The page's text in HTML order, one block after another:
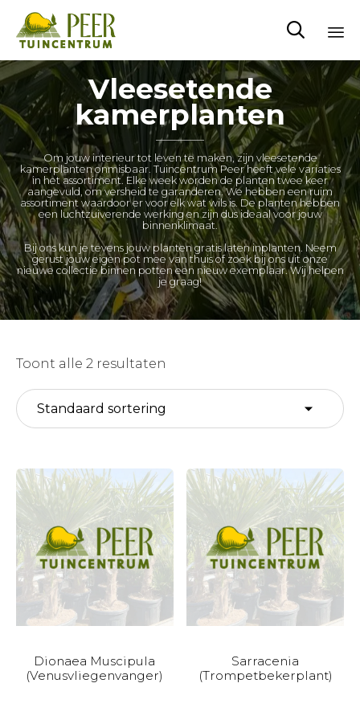

to
Vleesetende
kamerplanten
Om jouw interieur tot leven te maken, zijn vleesetende
kamerplanten onmisbaar. Tuincentrum Peer heeft vele variaties
in het assortiment. Elke week worden de planten twee keer
aangevuld, om versheid te garanderen. We hebben een ruim
assortiment waardoor er voor elk wat wils is. De planten hebben
een luchtzuiverende werking en zijn dus ideaal voor jouw
binnenklimaat.
Bij ons kun je tevens jouw planten gratis laten inplanten. Neem
gerust jouw eigen pot mee van thuis of zoek bij ons uit onze
nieuwe collectie binnen potten een nieuw exemplaar. Wij helpen
je graag!
Toont alle 2 resultaten
Dionaea Muscipula
(Venusvliegenvanger)
Sarracenia
(Trompetbekerplant)